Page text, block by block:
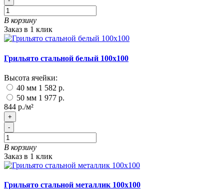
В корзину
Заказ в 1 клик
Грильято стальной белый 100х100
Высота ячейки:
40 мм 1 582 р.
50 мм 1 977 р.
844 р./м²
+
-
В корзину
Заказ в 1 клик
Грильято стальной металлик 100х100